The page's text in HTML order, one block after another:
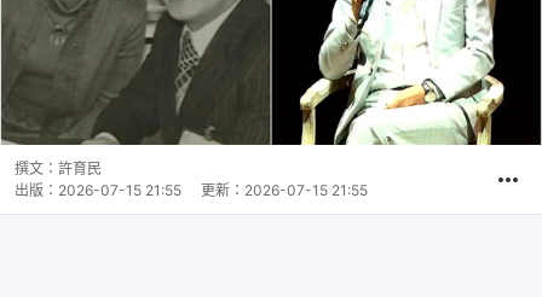
撰文： 許育民
出版： 2026-07-15 21:55 更新： 2026-07-15 21:55